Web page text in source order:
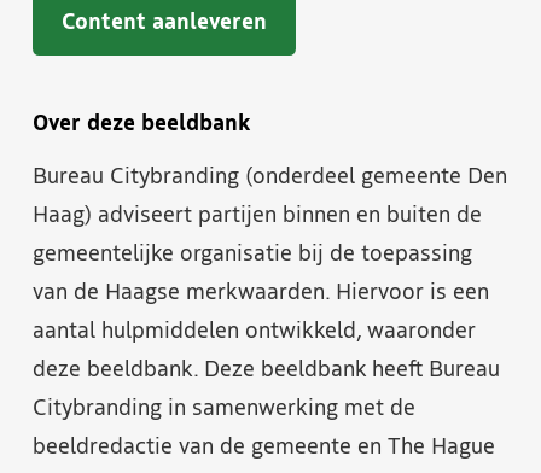
Content aanleveren
Over deze beeldbank
Bureau Citybranding (onderdeel gemeente Den
Haag) adviseert partijen binnen en buiten de
gemeentelijke organisatie bij de toepassing
van de Haagse merkwaarden. Hiervoor is een
aantal hulpmiddelen ontwikkeld, waaronder
deze beeldbank. Deze beeldbank heeft Bureau
Citybranding in samenwerking met de
beeldredactie van de gemeente en The Hague